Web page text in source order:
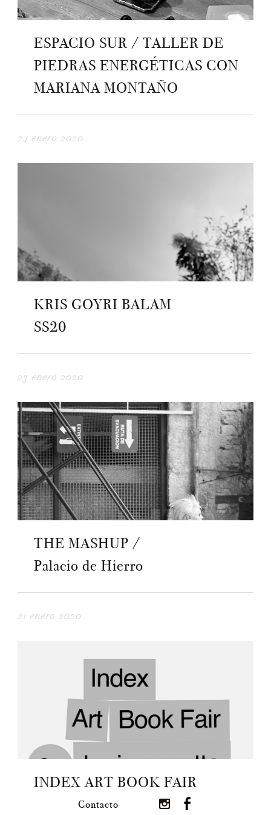
Contacto
ESPACIO SUR / TALLER DE
PIEDRAS ENERGÉTICAS CON
MARIANA MONTAÑO
24 enero 2020
KRIS GOYRI BALAM
SS20
23 enero 2020
THE MASHUP /
Palacio de Hierro
21 enero 2020
INDEX ART BOOK FAIR